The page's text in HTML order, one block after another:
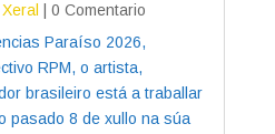
Xeral
| 0 Comentario
Paraíso 2026,
RPM, o artista,
brasileiro está a traballar
pasado 8 de xullo na súa